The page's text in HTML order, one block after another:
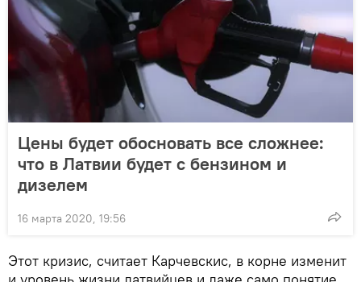
Цены будет обосновать все сложнее:
что в Латвии будет с бензином и
дизелем
16 марта 2020, 19:56
Этот кризис, считает Карчевскис, в корне изменит